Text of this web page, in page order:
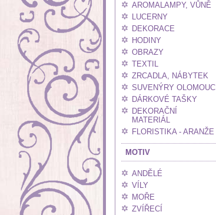
AROMALAMPY, VŮNĚ
LUCERNY
DEKORACE
HODINY
OBRAZY
TEXTIL
ZRCADLA, NÁBYTEK
SUVENÝRY OLOMOUC
DÁRKOVÉ TAŠKY
DEKORAČNÍ
MATERIÁL
FLORISTIKA - ARANŽE
MOTIV
ANDĚLÉ
VÍLY
MOŘE
ZVÍŘECÍ